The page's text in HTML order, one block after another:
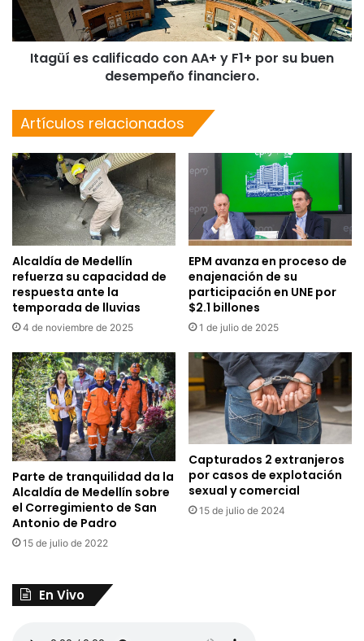
Itagüí es calificado con AA+ y F1+ por su buen
desempeño financiero.
Artículos relacionados
Alcaldía de Medellín
refuerza su capacidad de
respuesta ante la
temporada de lluvias
4 de noviembre de 2025
EPM avanza en proceso de
enajenación de su
participación en UNE por
$2.1 billones
1 de julio de 2025
Parte de tranquilidad da la
Alcaldía de Medellín sobre
el Corregimiento de San
Antonio de Padro
15 de julio de 2022
Capturados 2 extranjeros
por casos de explotación
sexual y comercial
15 de julio de 2024
En Vivo